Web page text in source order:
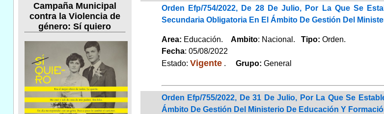
Campaña Municipal
contra la Violencia de
género: Sí quiero
Orden Efp/754/2022, De 28 De Julio, Por La Que Se
Secundaria Obligatoria En El Ámbito De Gestión Del
Area: Educación. Ambito: Nacional. Tipo: Orden.
Fecha: 05/08/2022
Estado: Vigente. Grupo: General
Orden Efp/755/2022, De 31 De Julio, Por La Que Se
Ámbito De Gestión Del Ministerio De Educación Y